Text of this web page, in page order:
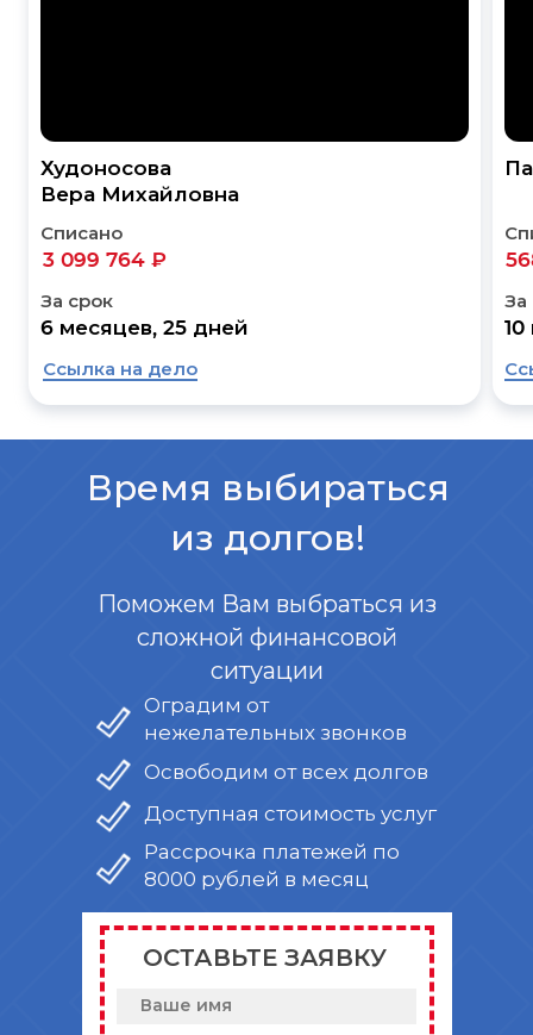
За
Худоносова
Вера Михайловна
6 месяцев, 25 дней
За срок
Ссылка на дело
Списано
3 099 764 ₽
Время выбираться
из долгов!
Поможем Вам выбраться из
сложной финансовой
ситуации
Оградим от
нежелательных звонков
Доступная стоимость услуг
Освободим от всех долгов
Рассрочка платежей по
8000 рублей в месяц
ОСТАВЬТЕ ЗАЯВКУ